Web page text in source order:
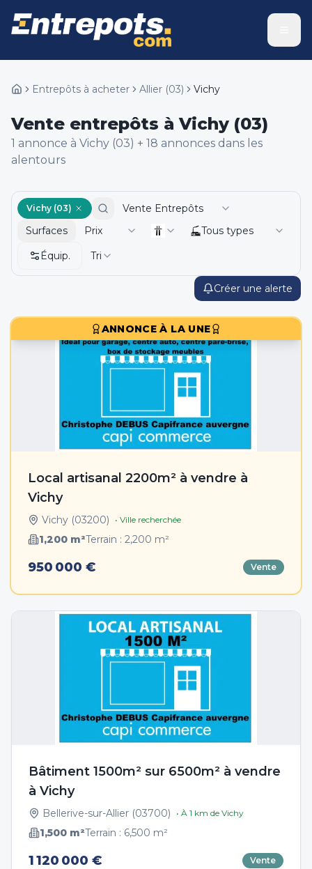
Entrepôts à acheter Allier (03) Vichy
Vente entrepôts à Vichy (03)
1 annonce à Vichy (03) + 18 annonces dans les
alentours
Créer une alerte
Vichy (03)
Vente Entrepôts
Surfaces
Prix
Tous types
Équip.
Tri
ANNONCE À LA UNE
Local artisanal 2200m² à vendre à
Vichy
Vichy (03200) • Ville recherchée
1,200 m²Terrain : 2,200 m²
950 000 € Vente
Bâtiment 1500m² sur 6500m² à vendre
à Vichy
Bellerive-sur-Allier (03700) • À 1 km de Vichy
1,500 m²Terrain : 6,500 m²
1 120 000 € Vente